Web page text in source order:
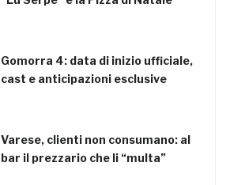
Gomorra 4: data di inizio ufficiale,
cast e anticipazioni esclusive
Varese, clienti non consumano: al
bar il prezzario che li “multa”